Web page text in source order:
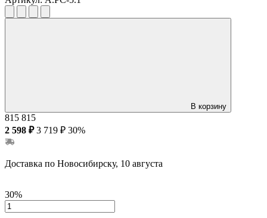
В корзину
815 815
2 598 ₽ 3 719 ₽ 30%
Доставка по Новосибирску, 10 августа
30%